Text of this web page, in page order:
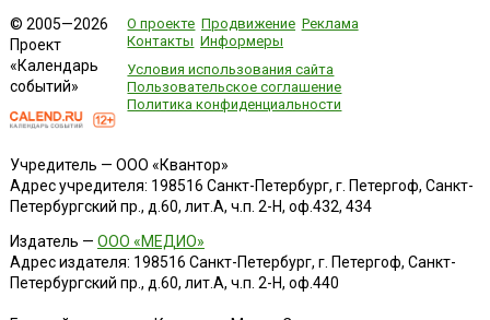
© 2005—2026
Проект
«Календарь
событий»
О проекте Продвижение Реклама
Контакты Информеры
Условия использования сайта
Пользовательское соглашение
Политика конфиденциальности
Учредитель — ООО «Квантор»
Адрес учредителя: 198516 Санкт-Петербург, г. Петергоф, Санкт-
Петербургский пр., д.60, лит.А, ч.п. 2-Н, оф.432, 434
Издатель — ООО «МЕДИО»
Адрес издателя: 198516 Санкт-Петербург, г. Петергоф, Санкт-
Петербургский пр., д.60, лит.А, ч.п. 2-Н, оф.440